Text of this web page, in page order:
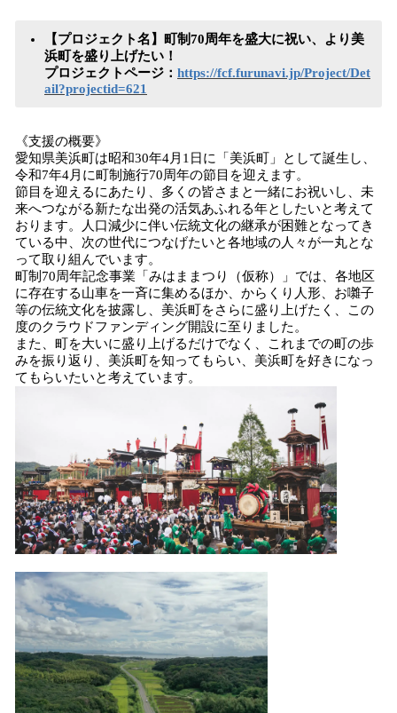
【プロジェクト名】町制70周年を盛大に祝い、より美
浜町を盛り上げたい！
プロジェクトページ： https://fcf.furunavi.jp/Project/Det
ail?projectid=621
《支援の概要》
愛知県美浜町は昭和30年4月1日に「美浜町」として誕生し、
令和7年4月に町制施行70周年の節目を迎えます。
節目を迎えるにあたり、多くの皆さまと一緒にお祝いし、未
来へつながる新たな出発の活気あふれる年としたいと考えて
おります。人口減少に伴い伝統文化の継承が困難となってき
ている中、次の世代につなげたいと各地域の人々が一丸とな
って取り組んでいます。
町制70周年記念事業「みはままつり（仮称）」では、各地区
に存在する山車を一斉に集めるほか、からくり人形、お囃子
等の伝統文化を披露し、美浜町をさらに盛り上げたく、この
度のクラウドファンディング開設に至りました。
また、町を大いに盛り上げるだけでなく、これまでの町の歩
みを振り返り、美浜町を知ってもらい、美浜町を好きになっ
てもらいたいと考えています。